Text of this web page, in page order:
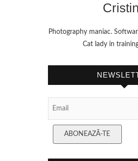
Photography maniac.
Cat lady in
ABONEAZĂ-TE